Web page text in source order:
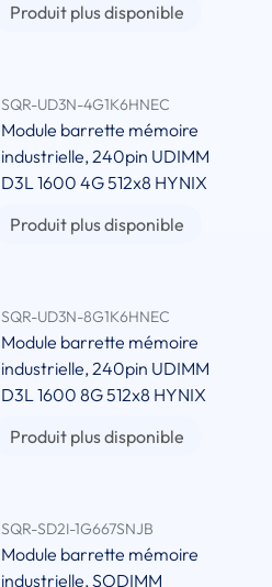
Produit plus disponible
SQR-UD3N-4G1K6HNEC
Module barrette mémoire
industrielle, 240pin UDIMM
D3L 1600 4G 512x8 HYNIX
Produit plus disponible
SQR-UD3N-8G1K6HNEC
Module barrette mémoire
industrielle, 240pin UDIMM
D3L 1600 8G 512x8 HYNIX
Produit plus disponible
SQR-SD2I-1G667SNJB
Module barrette mémoire
industrielle, SODIMM